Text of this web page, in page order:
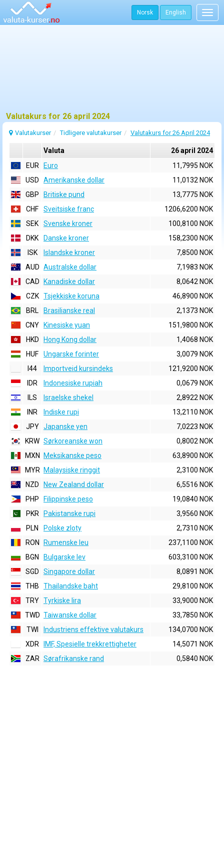
Norsk English
Valutakurs for 26 april 2024
Valutakurser Tidligere valutakurser Valutakurs for 26 April 2024
Valuta
26 april 2024
EUR
Euro
11,7995 NOK
USD
Amerikanske dollar
11,0132 NOK
GBP
Britiske pund
13,7775 NOK
CHF
Sveitsiske franc
1206,6200 NOK
SEK
Svenske kroner
100,8100 NOK
DKK
Danske kroner
158,2300 NOK
ISK
Islandske kroner
7,8500 NOK
AUD Australske dollar
7,1983 NOK
CAD
Kanadiske dollar
8,0642 NOK
CZK Tsjekkiske koruna
46,8900 NOK
BRL
Brasilianske real
2,1373 NOK
CNY
Kinesiske yuan
151,9800 NOK
HKD
Hong Kong dollar
1,4068 NOK
HUF
Ungarske forinter
3,0079 NOK
I44
Importveid kursindeks
121,9200 NOK
IDR
Indonesiske rupiah
0,0679 NOK
ILS
Israelske shekel
2,8922 NOK
INR
Indiske rupi
13,2110 NOK
JPY Japanske yen
7,0223 NOK
KRW Sørkoreanske won
0,8002 NOK
MXN
Meksikanske peso
63,8900 NOK
MYR
Malaysiske ringgit
2,3100 NOK
NZD
New Zealand dollar
6,5516 NOK
PHP
Filippinske peso
19,0840 NOK
PKR
Pakistanske rupi
3,9560 NOK
PLN
Polske zloty
2,7310 NOK
RON
Rumenske leu
237,1100 NOK
BGN
Bulgarske lev
603,3100 NOK
SGD
Singapore dollar
8,0891 NOK
THB
Thailandske baht
29,8100 NOK
TRY Tyrkiske lira
33,9000 NOK
TWD Taiwanske dollar
33,7850 NOK
TWI
Industriens effektive valutakurs
134,0700 NOK
XDR
IMF, Spesielle trekkrettigheter
14,5071 NOK
ZAR Sørafrikanske rand 0,5840 NOK